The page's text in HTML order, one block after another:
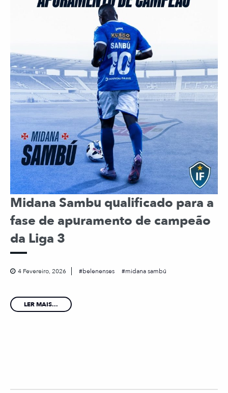
Midana Sambu qualificado para a
fase de apuramento de campeão
da Liga 3
4 Fevereiro, 2026 belenenses midana sambú
LER MAIS...